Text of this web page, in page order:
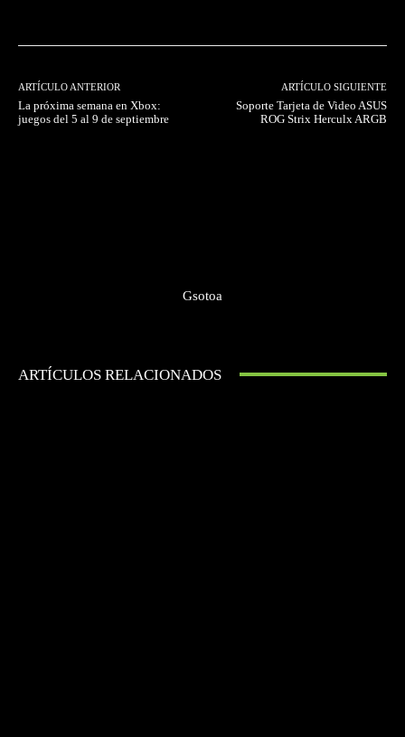
ARTÍCULO ANTERIOR
La próxima semana en Xbox:
juegos del 5 al 9 de septiembre
ARTÍCULO SIGUIENTE
Soporte Tarjeta de Video ASUS
ROG Strix Herculx ARGB
Gsotoa
ARTÍCULOS RELACIONADOS